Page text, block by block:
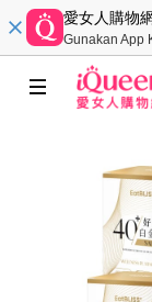
愛女人購物
Gunakan App